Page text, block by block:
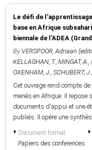
Le défi de
base en Afrique
biennale de l'ADEA
By VERSPOOR, Adriaan
KELLAGHAN, T., MINGAT, A.,
OXENHAM, J., SCHUBERT, J.,
Cet ouvrage rend compte
menés en Afrique. Il repose
documents d'appui et une
publiés. Il opère une
Document format
Papiers des conferences